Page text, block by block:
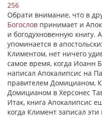
256
Обрати внимание, что в
Богослов принимает и
и богодухновенную книгу.
упоминается в
Климентом, нет ничего
самое время, когда Иоанн
написал Апокалипсис на
правителем Домицианом,
Домицианом в Херсонес
Итак, книга Апокалипсис
когда Климент записал